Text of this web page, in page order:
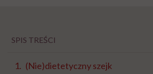
SPIS TREŚCI
(Nie)dietetyczny szejk